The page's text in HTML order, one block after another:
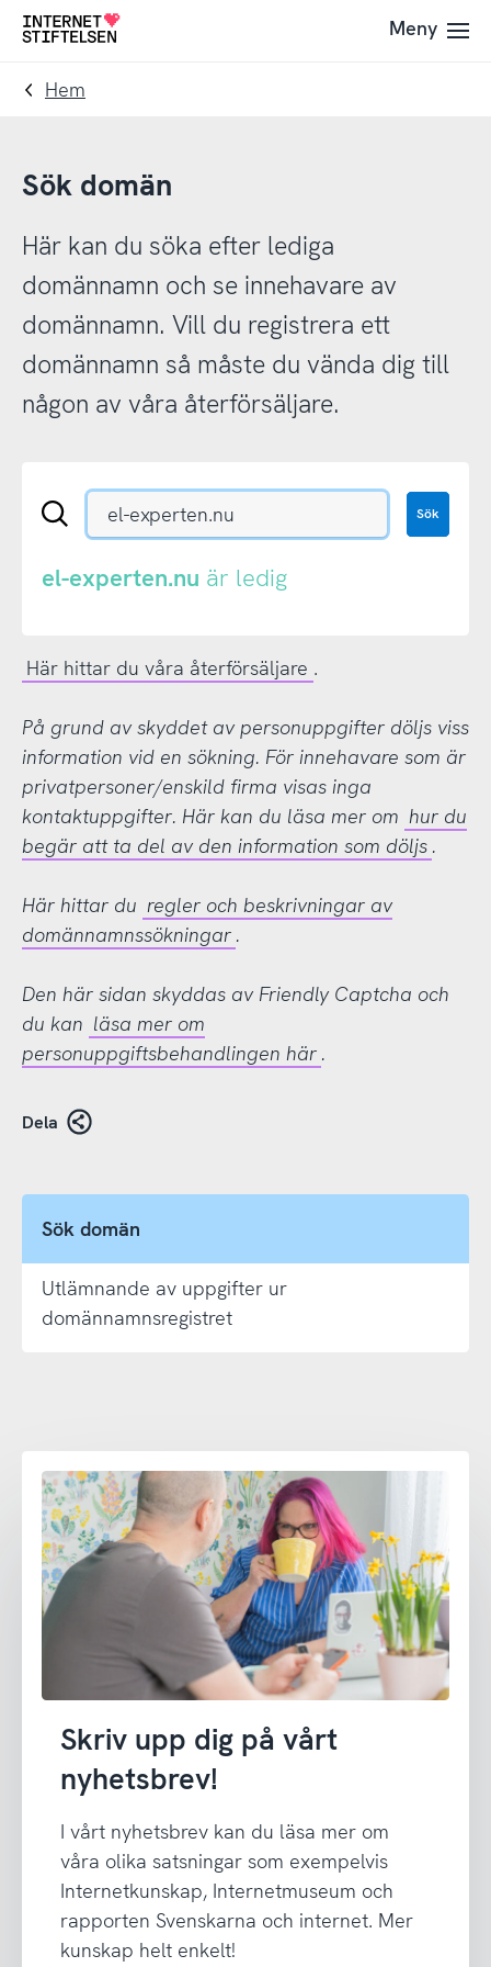
Till
navigering
Till
innehåll
Till
Meny
Hem
Sök domän
Här kan du söka efter lediga
domännamn och se innehavare av
domännamn. Vill du registrera ett
domännamn så måste du vända dig till
någon av våra återförsäljare.
Sök
eller
.nu-
Sök
el-experten.nu är ledig
Här hittar du våra återförsäljare .
På grund av skyddet av personuppgifter döljs viss
information vid en sökning. För innehavare som är
privatpersoner/enskild firma visas inga
kontaktuppgifter. Här kan du läsa mer om hur du
begär att ta del av den information som döljs .
Här hittar du regler och beskrivningar av
domännamnssökningar .
Den här sidan skyddas av Friendly Captcha och
du kan läsa mer om
personuppgiftsbehandlingen här .
Dela
Sök domän
Utlämnande av uppgifter ur
domännamnsregistret
Skriv upp dig på vårt
nyhetsbrev!
I vårt nyhetsbrev kan du läsa mer om
våra olika satsningar som exempelvis
Internetkunskap, Internetmuseum och
rapporten Svenskarna och internet. Mer
kunskap helt enkelt!